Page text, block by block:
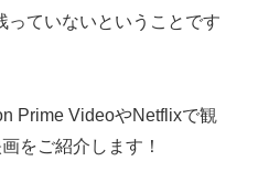
っていないということです
Prime VideoやNetflixで観
をご紹介します！